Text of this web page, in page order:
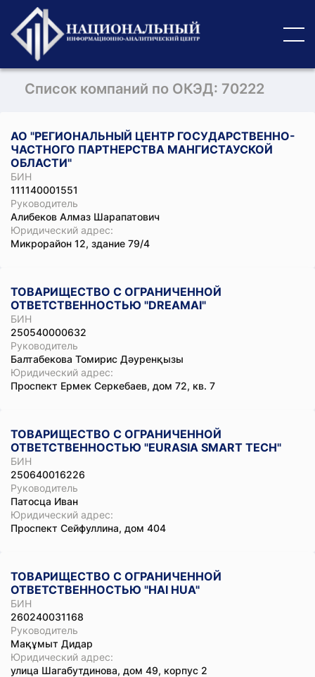
Список компаний по ОКЭД: 70222
АО "РЕГИОНАЛЬНЫЙ ЦЕНТР ГОСУДАРСТВЕННО-
ЧАСТНОГО ПАРТНЕРСТВА МАНГИСТАУСКОЙ
ОБЛАСТИ"
БИН
111140001551
Руководитель
Алибеков Алмаз Шарапатович
Юридический адрес:
Микрорайон 12, здание 79/4
ТОВАРИЩЕСТВО С ОГРАНИЧЕННОЙ
ОТВЕТСТВЕННОСТЬЮ "DREAMAI"
БИН
250540000632
Руководитель
Балтабекова Томирис Дәуренқызы
Юридический адрес:
Проспект Ермек Серкебаев, дом 72, кв. 7
ТОВАРИЩЕСТВО С ОГРАНИЧЕННОЙ
ОТВЕТСТВЕННОСТЬЮ "EURASIA SMART TECH"
БИН
250640016226
Руководитель
Патосца Иван
Юридический адрес:
Проспект Сейфуллина, дом 404
ТОВАРИЩЕСТВО С ОГРАНИЧЕННОЙ
ОТВЕТСТВЕННОСТЬЮ "HAI HUA"
БИН
260240031168
Руководитель
Мақұмыт Дидар
Юридический адрес:
улица Шагабутдинова, дом 49, корпус 2